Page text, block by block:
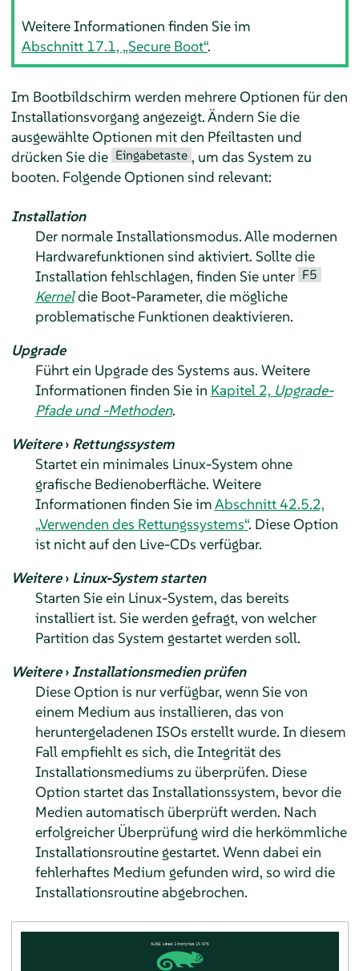
Weitere Informationen finden Sie im
Abschnitt 17.1, „Secure Boot“.
Im Bootbildschirm werden mehrere Optionen für den
Installationsvorgang angezeigt. Ändern Sie die
ausgewählte Optionen mit den Pfeiltasten und
drücken Sie die Eingabetaste , um das System zu
booten. Folgende Optionen sind relevant:
Installation
Der normale Installationsmodus. Alle modernen
Hardwarefunktionen sind aktiviert. Sollte die
Installation fehlschlagen, finden Sie unter F5
Kerneldie Boot-Parameter, die mögliche
problematische Funktionen deaktivieren.
Upgrade
Führt ein Upgrade des Systems aus. Weitere
Informationen finden Sie in Kapitel 2, Upgrade-
Pfade und -Methoden.
Weitere› Rettungssystem
Startet ein minimales Linux-System ohne
grafische Bedienoberfläche. Weitere
Informationen finden Sie imAbschnitt 42.5.2,
„Verwenden des Rettungssystems“. Diese Option
ist nicht auf den Live-CDs verfügbar.
Weitere› Linux-System starten
Starten Sie ein Linux-System, das bereits
installiert ist. Sie werden gefragt, von welcher
Partition das System gestartet werden soll.
Weitere›Installationsmedien prüfen
Diese Option is nur verfügbar, wenn Sie von
einem Medium aus installieren, das von
heruntergeladenen ISOs erstellt wurde. In diesem
Fall empfiehlt es sich, die Integrität des
Installationsmediums zu überprüfen. Diese
Option startet das Installationssystem, bevor die
Medien automatisch überprüft werden. Nach
erfolgreicher Überprüfung wird die herkömmliche
Installationsroutine gestartet. Wenn dabei ein
fehlerhaftes Medium gefunden wird, so wird die
Installationsroutine abgebrochen.